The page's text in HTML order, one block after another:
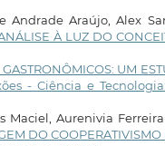
Andrade Araújo, Alex
À LUZ DO
UM
- Ciência e
Maciel, Aurenivia
DO COOPERATIVISMO